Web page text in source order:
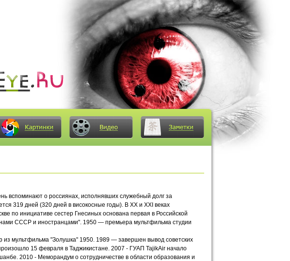
вспоминают о россиянах, исполнявших служебный долг за
319 дней (320 дней в високосные годы). В XX и XXI веках
по инициативе сестер Гнесиных основана первая в Российской
СССР и иностранцами". 1950 — премьера мультфильма студии
из мультфильма "Золушка" 1950. 1989 — завершен вывод советских
15 февраля в Таджикистане. 2007 - ГУАП TajikAir начало
2010 - Меморандум о сотрудничестве в области образования и